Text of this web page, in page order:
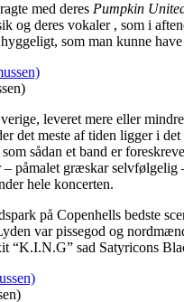
med deres Pumpkin
og deres vokaler , som i
som man kunne have
leveret mere eller
meste af tiden ligger i
sådan et band er
påmalet græskar
hele koncerten.
på Copenhells bedste
var pissegod og
“K.I.N.G” sad Satyricons